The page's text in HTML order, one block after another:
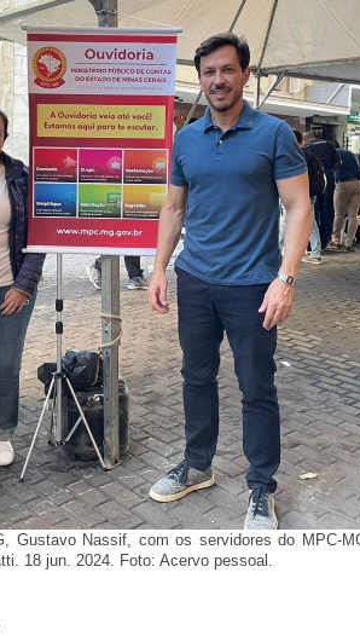
Gustavo Nassif, com os servidores do MPC-
18 jun. 2024. Foto: Acervo pessoal.